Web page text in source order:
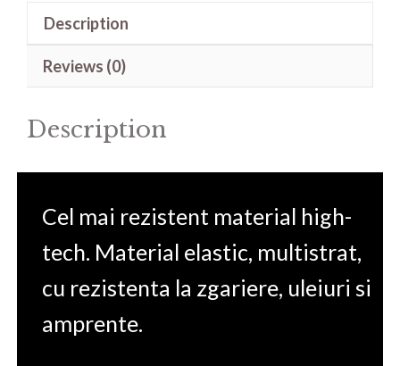
Description
Reviews (0)
Description
Cel mai rezistent material high-
tech. Material elastic, multistrat,
cu rezistenta la zgariere, uleiuri si
amprente.